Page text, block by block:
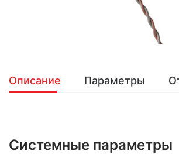
Описание Параметры
Системные параметры